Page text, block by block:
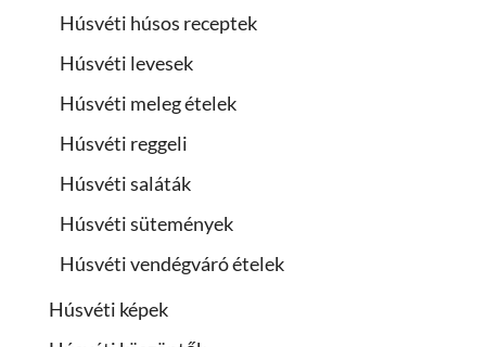
Húsvéti húsos receptek
Húsvéti levesek
Húsvéti meleg ételek
Húsvéti reggeli
Húsvéti saláták
Húsvéti sütemények
Húsvéti vendégváró ételek
Húsvéti képek